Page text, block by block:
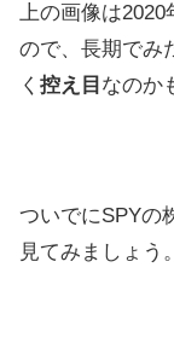
上の画像は2020
ので、長期でみ
く 控え目 なのか
ついでにSPYの
見てみましょう。